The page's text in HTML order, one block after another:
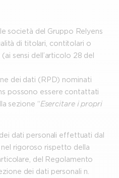
società del Gruppo Relyens
di titolari, contitolari o
sensi dell’articolo 28 del
dei dati (RPD) nominati
possono essere contattati
sezione “Esercitare i propri
dati personali effettuati dal
rigoroso rispetto della
del Regolamento
dei dati personali n.